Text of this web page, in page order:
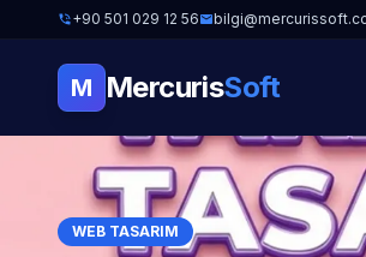
+90 501 029 12 56
M MercurisSoft
WEB TASARIM